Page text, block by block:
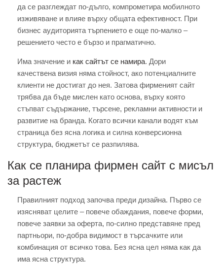
да се разглеждат по-дълго, компрометира мобилното
изживяване и влияе върху общата ефективност. При
бизнес аудиторията търпението е още по-малко –
решението често е бързо и прагматично.
Има значение и как сайтът се намира. Дори
качествена визия няма стойност, ако потенциалните
клиенти не достигат до нея. Затова фирменият сайт
трябва да бъде мислен като основа, върху която
стъпват съдържание, търсене, рекламни активности и
развитие на бранда. Когато всички канали водят към
страница без ясна логика и силна конверсионна
структура, бюджетът се разпилява.
Как се планира фирмен сайт с мисъл
за растеж
Правилният подход започва преди дизайна. Първо се
изясняват целите – повече обаждания, повече форми,
повече заявки за оферта, по-силно представяне пред
партньори, по-добра видимост в търсачките или
комбинация от всичко това. Без ясна цел няма как да
има ясна структура.